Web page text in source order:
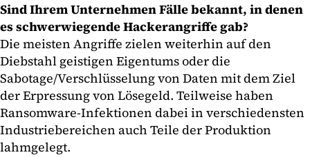
Sind Ihrem Unternehmen Fälle bekannt, in denen
es schwerwiegende Hackerangriffe gab?
Die meisten Angriffe zielen weiterhin auf den
Diebstahl geistigen Eigentums oder die
Sabotage/Verschlüsselung von Daten mit dem Ziel
der Erpressung von Lösegeld. Teilweise haben
Ransomware-Infektionen dabei in verschiedensten
Industriebereichen auch Teile der Produktion
lahmgelegt.